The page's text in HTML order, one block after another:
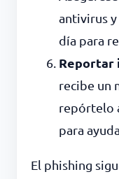
antivirus
día para
Reportar
recibe un
repórtelo
para
El phishing